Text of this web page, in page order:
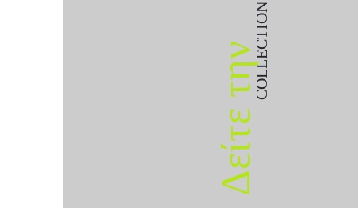
Δείτε τηνCOLLECTION